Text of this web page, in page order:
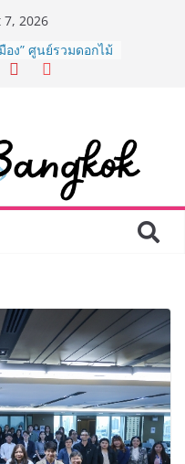
7, 2026
อง” ศูนย์รวมดอกไม้
วงมาลัย และสังฆ
ปกรณ์วิทยาศาสตร์
อคนไทย ร่วมภารกิจ
สิงหาคมนี้
ลังนักธุรกิจทั่ว
หญ่แห่งปี พบ CEO
นาน “ข้าวหน้าไก่
น่านฟ้า
จกรรมเจรจาธุรกิจ
2026” ยก
นสู่ตลาดเชิง